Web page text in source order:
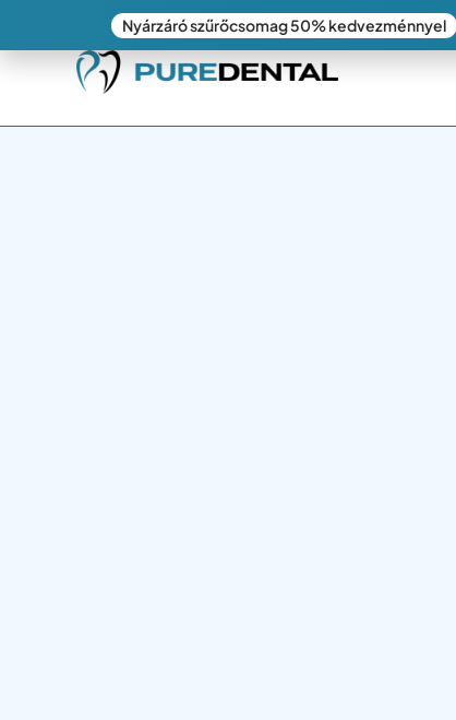
Nyárzáró szűrőcsomag 50% kedvezménnyel